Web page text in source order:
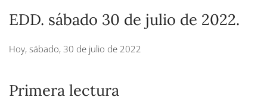
EDD. sábado 30 de julio de 2022.
Hoy, sábado, 30 de julio de 2022
Primera lectura